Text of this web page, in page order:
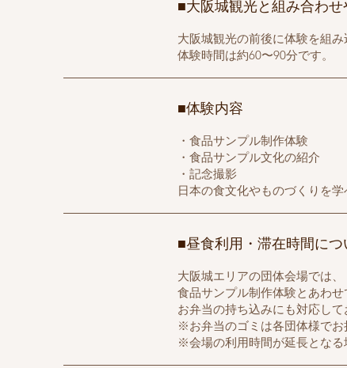
■大阪城観光と組み合わせ
大阪城観光の前後に体験を組
体験時間は約60〜90分です。
■体験内容
・食品サンプル制作体験
・食品サンプル文化の紹介
・記念撮影
日本の食文化やものづくりを
■昼食利用・滞在時間につ
大阪城エリアの団体会場では、
食品サンプル制作体験とあわせ
お弁当の持ち込みにも対応して
※お弁当のゴミは各団体様でお
※会場の利用時間が延長となる